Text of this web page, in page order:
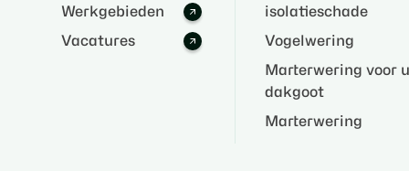
Werkgebieden
Vacatures
isolatieschade
Vogelwering
Marterwering voor
dakgoot
Marterwering